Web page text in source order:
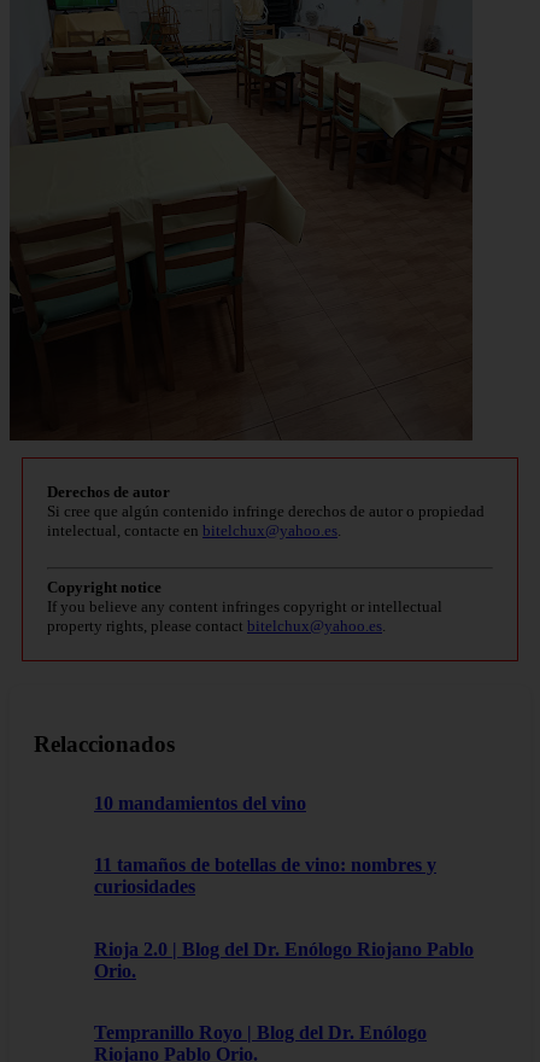
Derechos de autor
Si cree que algún contenido infringe derechos de autor o propiedad
intelectual, contacte en bitelchux@yahoo.es
Copyright notice
If you believe any content infringes copyright or intellectual
property rights, please contact bitelchux@yahoo.es
Relaccionados
10 mandamientos del vino
11 tamaños de botellas de vino: nombres y
curiosidades
Rioja 2.0 | Blog del Dr. Enólogo Riojano Pablo
Orio.
Tempranillo Royo | Blog del Dr. Enólogo
Riojano Pablo Orio.